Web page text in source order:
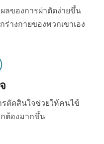
ลของการผ่าตัดง่ายขึ้น
างกายของพวกเขาเอง
ตัดสินใจช่วยให้คนไข้
ต้องมากขึ้น